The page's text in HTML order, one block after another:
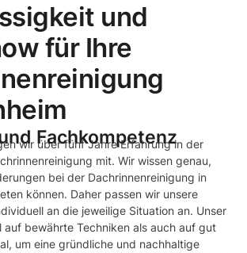
und
für Ihre
Fachkompetenz
wir über fünf Jahre Erfahrung in der
mit. Wir wissen genau,
bei der Dachrinnenreinigung in
können. Daher passen wir unsere
an die jeweilige Situation an. Unser
auf bewährte Techniken als auch auf gut
um eine gründliche und nachhaltige